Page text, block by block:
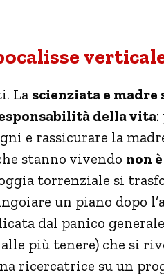
La scienziata e madre
della vita
e rassicurare la
stanno vivendo non
torrenziale si
un piano dopo
dal panico
più tenere) che si
ricercatrice su un